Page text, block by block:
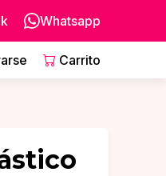
Whatsapp
Carrito